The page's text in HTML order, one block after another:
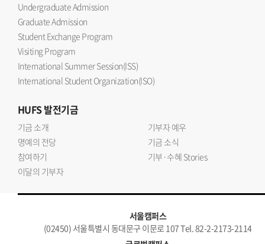
Undergraduate Admission
Graduate Admission
Student Exchange Program
Visiting Program
International Summer Session(ISS)
International Student Organization(ISO)
HUFS발전기금
기금 소개
기부자 예우
명예의 전당
기금 소식
참여하기
기부·수혜 Stories
이달의 기부자
서울캠퍼스
(02450) 서울특별시 동대문구 이문로 107 Tel. 82-2-2173-2114